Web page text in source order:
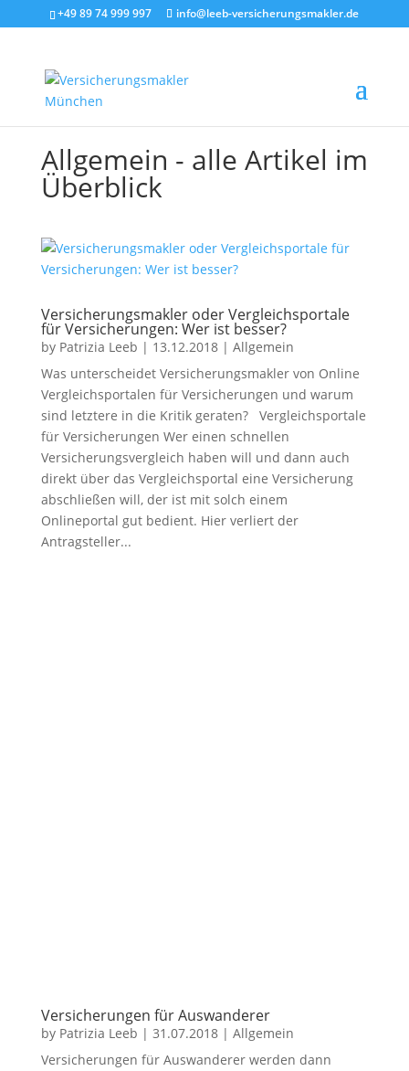
+49 89 74 999 997 info@leeb-versicherungsmakler.de
Allgemein - alle Artikel im
Überblick
Versicherungsmakler oder Vergleichsportale
für Versicherungen: Wer ist besser?
by Patrizia Leeb | 13.12.2018| Allgemein
Was unterscheidet Versicherungsmakler von Online
Vergleichsportalen für Versicherungen und warum
sind letztere in die Kritik geraten? Vergleichsportale
für Versicherungen Wer einen schnellen
Versicherungsvergleich haben will und dann auch
direkt über das Vergleichsportal eine Versicherung
abschließen will, der ist mit solch einem
Onlineportal gut bedient. Hier verliert der
Antragsteller...
Versicherungen für Auswanderer
by Patrizia Leeb | 31.07.2018| Allgemein
Versicherungen für Auswanderer werden dann